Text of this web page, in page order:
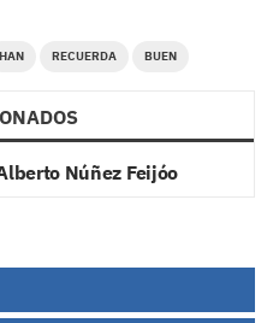
HAN RECUERDA BUEN
Núñez Feijóo